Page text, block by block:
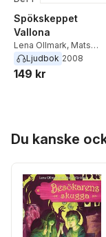
Spökskeppet
Vallona
Lena Ollmark, Mats
Wänblad
Ljudbok 2008
149 kr
Du kanske